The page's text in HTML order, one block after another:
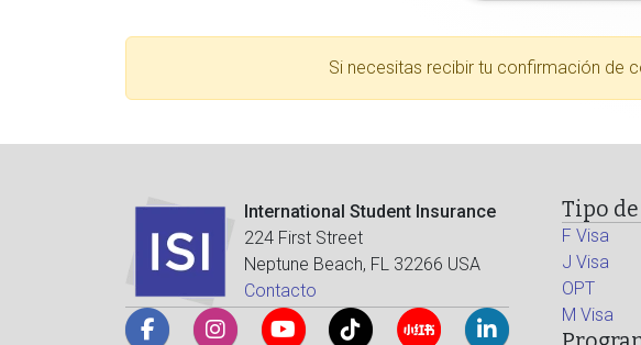
Si necesitas recibir tu confirmación de
International Student Insurance
224 First Street
Neptune Beach, FL 32266 USA
Contacto
Tipo
F Visa
J Visa
OPT
M Visa